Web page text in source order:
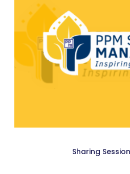
Sharing Session